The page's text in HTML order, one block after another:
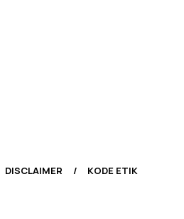
DISCLAIMER KODE ETIK